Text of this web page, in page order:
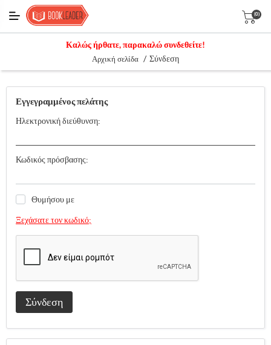
(0)
Καλώς ήρθατε, παρακαλώ συνδεθείτε!
Αρχική σελίδα / Σύνδεση
Εγγεγραμμένος πελάτης
Ηλεκτρονική διεύθυνση:
Κωδικός πρόσβασης:
Θυμήσου με
Ξεχάσατε τον κωδικό;
Σύνδεση